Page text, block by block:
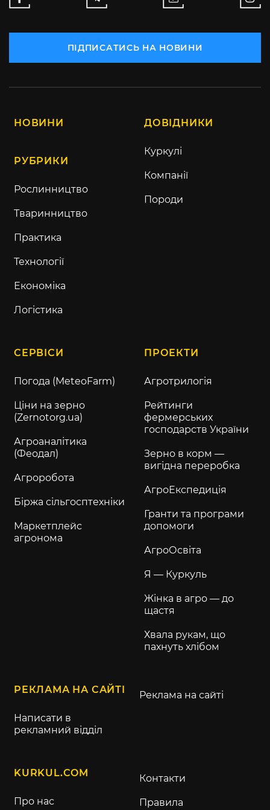
ПІДПИСАТИСЬ НА НОВИНИ
НОВИНИ
РУБРИКИ
Рослинництво
Тваринництво
Практика
Технології
Економіка
Логістика
ДОВІДНИКИ
Куркулі
Компанії
Породи
СЕРВІСИ
Погода (MeteoFarm)
Ціни на зерно
(Zernotorg.ua)
Агроаналітика
(Феодал)
Агроробота
Біржа сільгосптехніки
Маркетплейс
агронома
ПРОЕКТИ
Агротрилогія
Рейтинги
фермерських
господарств України
Зерно в корм —
вигідна переробка
АгроЕкспедиція
Гранти та програми
допомоги
АгроОсвіта
Я — Куркуль
Жінка в агро — до
щастя
Хвала рукам, що
пахнуть хлібом
РЕКЛАМА НА САЙТІ
Написати в
рекламний відділ
Реклама на сайті
KURKUL.COM
Про нас
Контакти
Правила